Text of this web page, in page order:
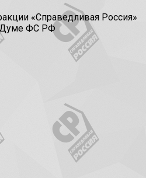
«Справедливая Россия»
Думе ФС РФ